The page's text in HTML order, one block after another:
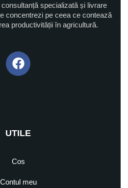
specializată și livrare
concentrezi pe ceea ce contează
productivității în agricultură.
UTILE
Cos
Contul meu